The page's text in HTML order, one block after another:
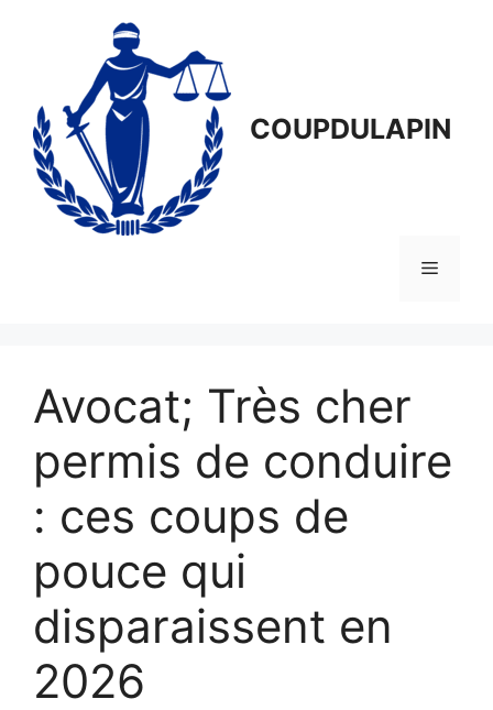
COUPDULAPIN
Menu
Avocat; Très cher
permis de conduire
: ces coups de
pouce qui
disparaissent en
2026